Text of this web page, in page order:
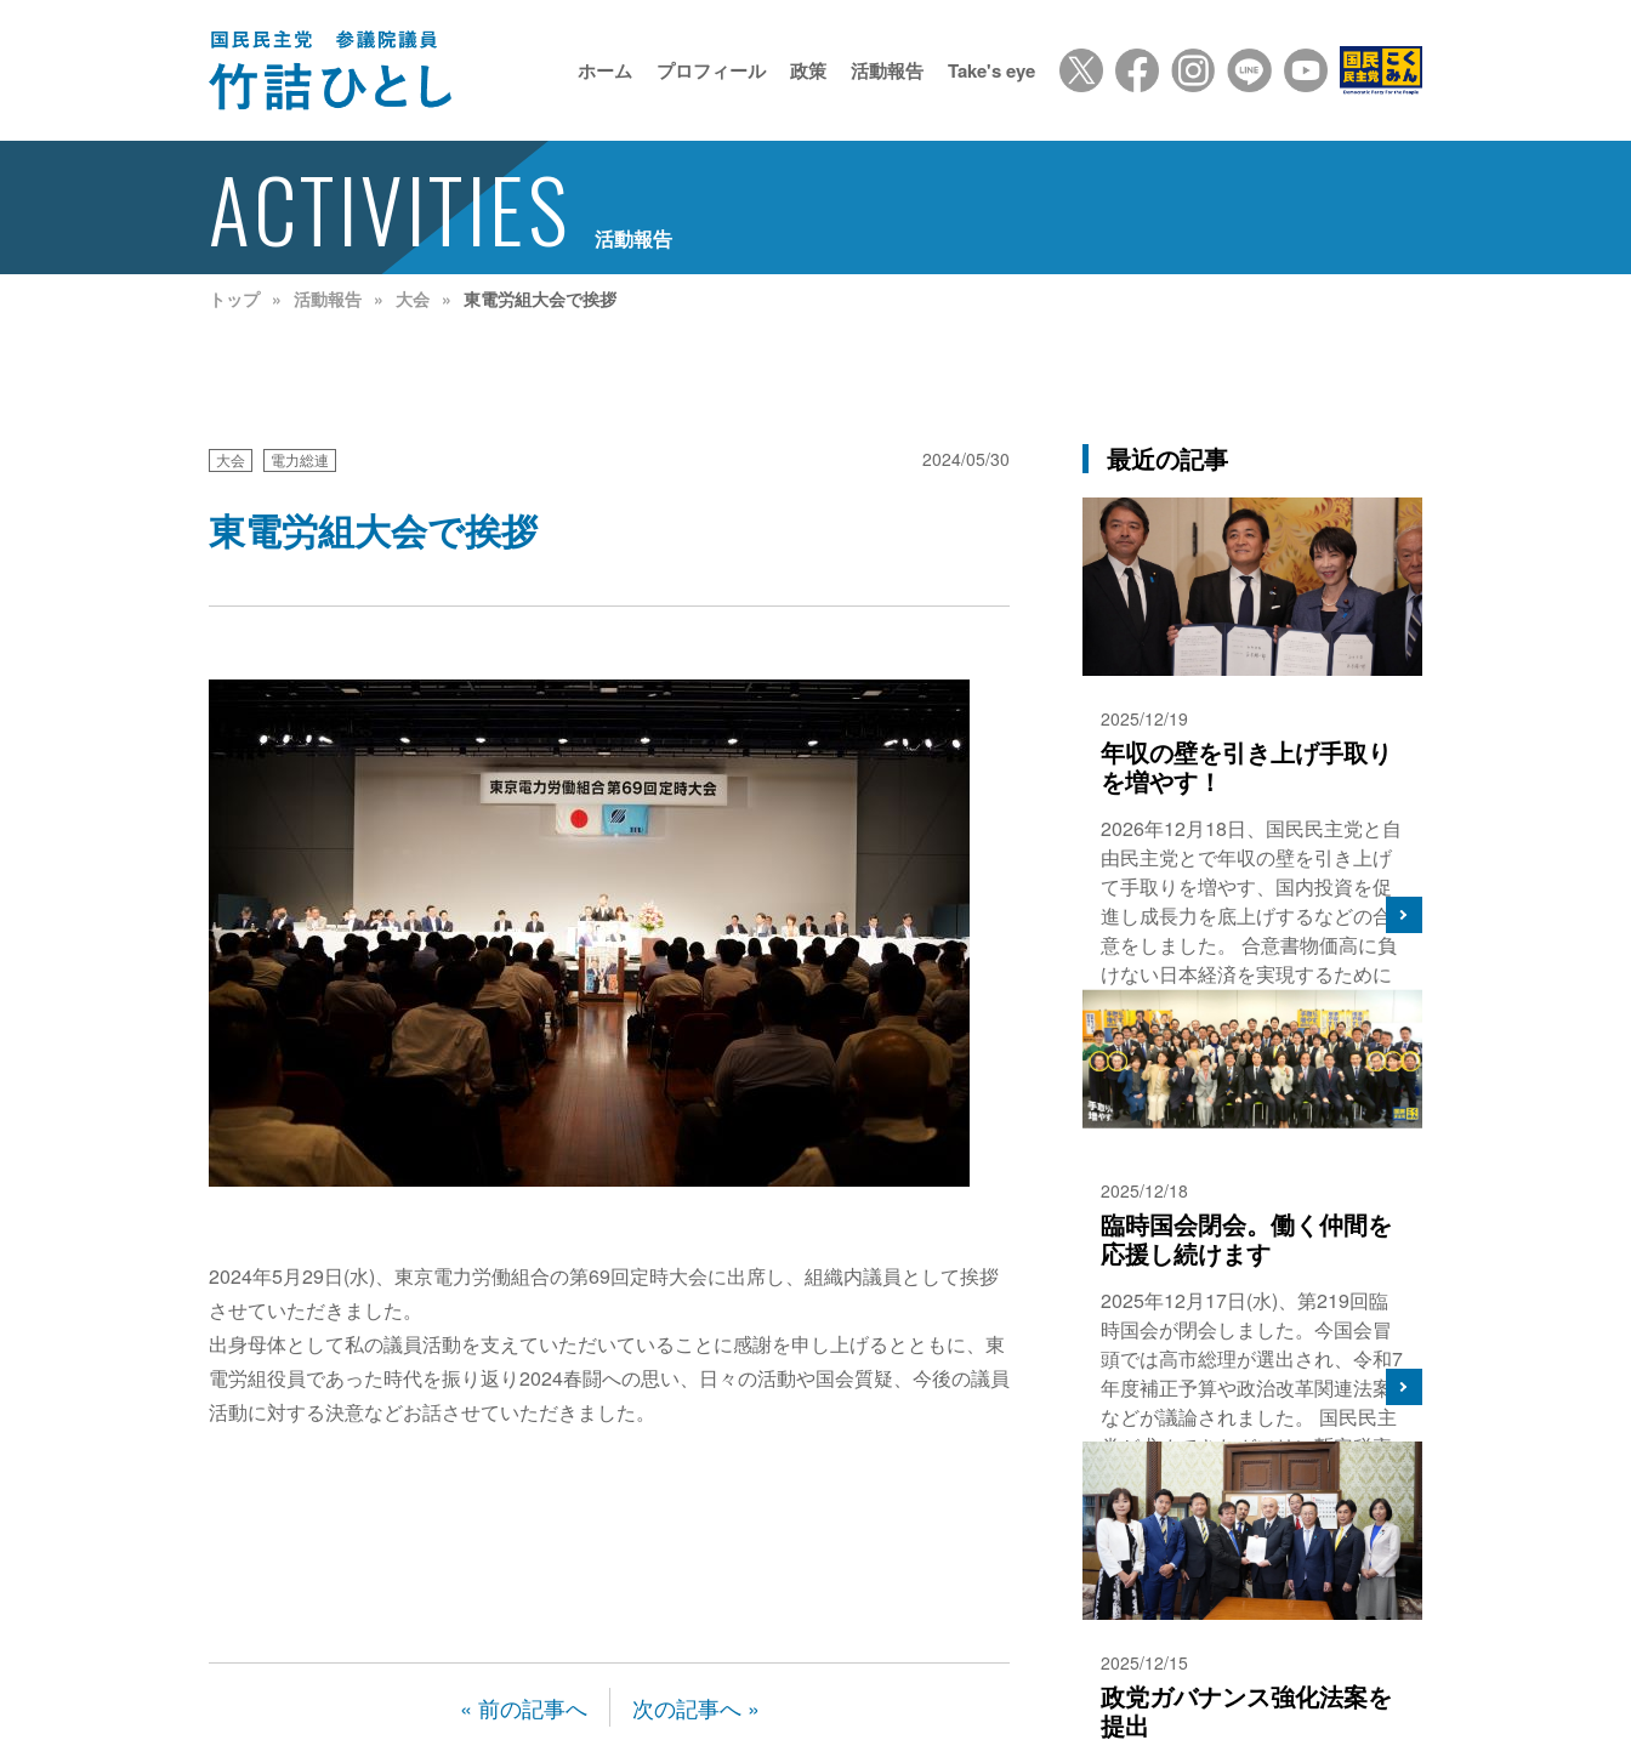
ホーム プロフィール 政策 活動報告 Take's eye
ACTIVITIES 活動報告
トップ 活動報告 大会 東電労組大会で挨拶
大会 電力総連 2024/05/30
東電労組大会で挨拶
2024年5月29日(水)、 東京電力労働組合の第69回定時大会に出席し、組織内議員として挨拶
させていただきました。
出身母体として私の議員活動を支えていただいていることに感謝を申し上げるとともに、東
電労組役員であった時代を振り返り2024春闘への思い、日々の活動や国会質疑、今後の議員
活動に対する決意などお話させていただきました。
« 前の記事へ 次の記事へ »
最近の記事
2025/12/19
年収の壁を引き上げ手取り
を増やす！
2026年12月18日、国民民主党と自
由民主党とで年収の壁を引き上げ
て手取りを増やす、国内投資を促
進し成長力を底上げするなどの合
意をしました。 合意書物価高に負
けない日本経済を実現するために
は、実質賃
2025/12/18
臨時国会閉会。働く仲間を
応援し続けます
2025年12月17日(水)、第219回臨
時国会が閉会しました。今国会冒
頭では高市総理が選出され、令和7
年度補正予算や政治改革関連法案
などが議論されました。 国民民主
党が求めてきたガソリン暫定税率
が5
2025/12/15
政党ガバナンス強化法案を
提出